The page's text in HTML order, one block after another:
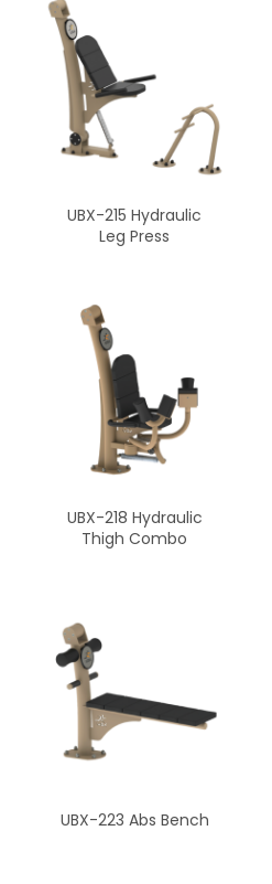
UBX-215 Hydraulic
Leg Press
UBX-218 Hydraulic
Thigh Combo
UBX-223 Abs Bench